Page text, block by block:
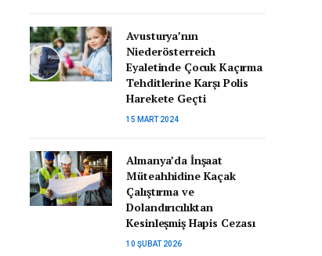
Avusturya’nın
Niederösterreich
Eyaletinde Çocuk Kaçırma
Tehditlerine Karşı Polis
Harekete Geçti
15 MART 2024
Almanya’da İnşaat
Müteahhidine Kaçak
Çalıştırma ve
Dolandırıcılıktan
Kesinleşmiş Hapis Cezası
10 ŞUBAT 2026